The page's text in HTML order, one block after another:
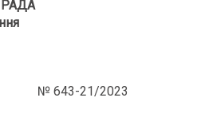
643-21/2023